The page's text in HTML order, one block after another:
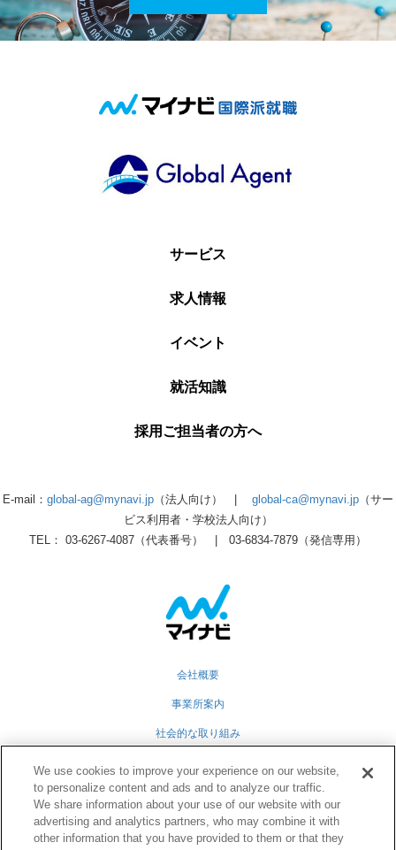
サービス
求人情報
イベント
就活知識
採用ご担当者の方へ
E-mail： global-ag@mynavi.jp （法人向け） | global-ca@mynavi.jp （サー
ビス利用者・学校法人向け）
TEL： 03-6267-4087（代表番号） | 03-6834-7879（発信専用）
会社概要
事業所案内
社会的な取り組み
グループ会社
個人情報保護方針
We use cookies to improve your experience on our website,
to personalize content and ads and to analyze our traffic.
We share information about your use of our website with our
advertising and analytics partners, who may combine it with
other information that you have provided to them or that they